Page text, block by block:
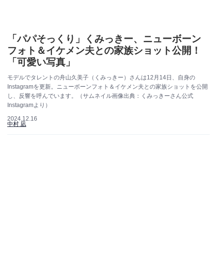
「パパそっくり」くみっきー、ニューボーン
フォト＆イケメン夫との家族ショット公開！
「可愛い写真」
モデルでタレントの舟山久美子（くみっきー）さんは12月14日、自身の
Instagramを更新。ニューボーンフォト＆イケメン夫との家族ショットを公開
し、反響を呼んでいます。（サムネイル画像出典：くみっきーさん公式
Instagramより）
2024.12.16
中村 凪